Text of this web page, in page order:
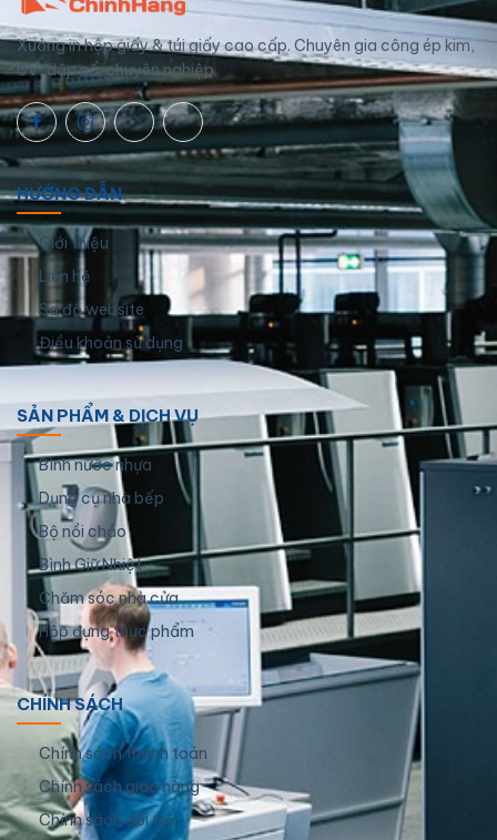
Xưởng in hộp giấy & túi giấy cao cấp. Chuyên gia công ép kim,
UV, dập nổi chuyên nghiệp.
HƯỚNG DẪN
Giới thiệu
Liên hệ
Sơ đồ website
Điều khoản sử dụng
SẢN PHẨM & DỊCH VỤ
Bình nước nhựa
Dụng cụ nhà bếp
Bộ nồi chảo
Bình Giữ Nhiệt
Chăm sóc nhà cửa
Hộp đựng thực phẩm
CHÍNH SÁCH
Chính sách thanh toán
Chính sách giao hàng
Chính sách đổi trả